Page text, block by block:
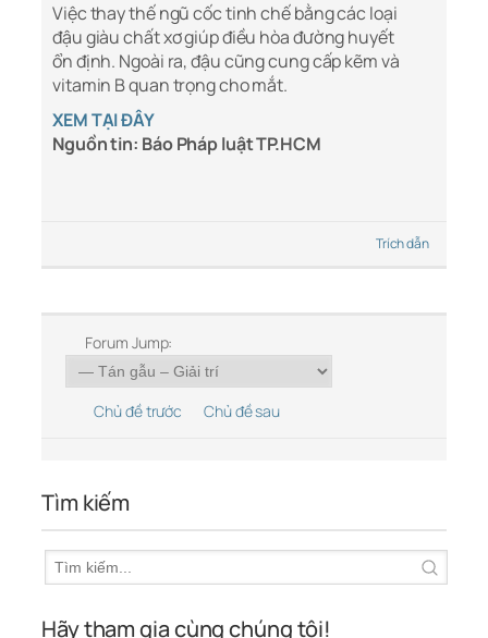
Việc thay thế ngũ cốc tinh chế bằng các loại
đậu giàu chất xơ giúp điều hòa đường huyết
ổn định. Ngoài ra, đậu cũng cung cấp kẽm và
vitamin B quan trọng cho mắt.
XEM TẠI ĐÂY
Nguồn tin: Báo Pháp luật TP.HCM
Trích dẫn
Forum Jump:
Chủ đề trước Chủ đề sau
Tìm kiếm
Hãy tham gia cùng chúng tôi!